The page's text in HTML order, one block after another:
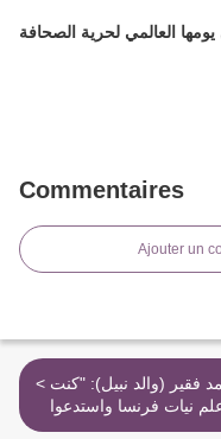
Commentaires
Ajouter un
< محمد فقير (والد نبيل): "كنت
نيات فرنسا واستدعوا